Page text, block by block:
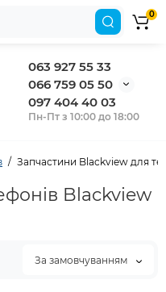
063 927 55 33
066 759 05 50
097 404 40 03
Пн-Пт з 10:00 до 18:00
0
Запчастини Blackview для
Blackview
За замовчуванням